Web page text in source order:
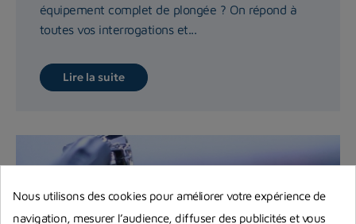
équipement complet de plongée ? On répond à
toutes vos interrogations et...
Lire la suite
Nous utilisons des cookies pour améliorer votre expérience de
navigation, mesurer l’audience, diffuser des publicités et vous